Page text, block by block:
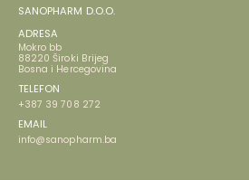
SANOPHARM D.O.O.
ADRESA
Mokro bb
88220 Široki Brijeg
Bosna i Hercegovina
TELEFON
+387 39 708 272
EMAIL
info@sanopharm.ba